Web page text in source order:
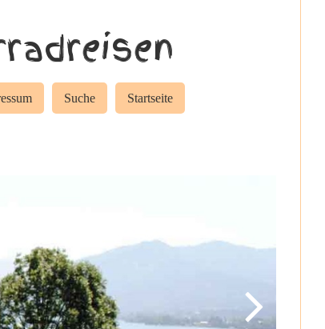
Suche Startseite